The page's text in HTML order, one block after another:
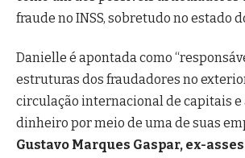
fraude no INSS, sobretudo no estado
Danielle é apontada como
estruturas dos fraudadores no
circulação internacional de capitais e
dinheiro por meio de uma de suas
Gustavo Marques Gaspar, ex-